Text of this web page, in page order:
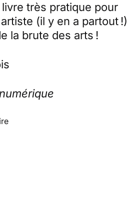
livre très pratique pour
(il y en a partout !)
la brute des arts !